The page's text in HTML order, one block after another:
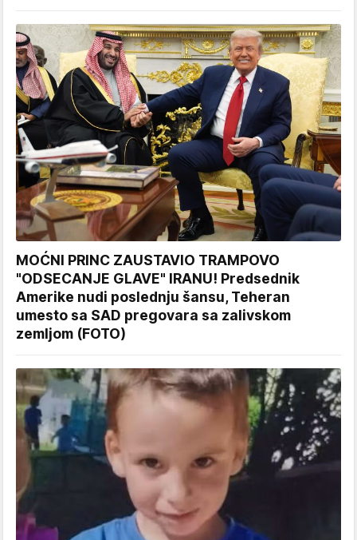
MOĆNI PRINC ZAUSTAVIO TRAMPOVO
"ODSECANJE GLAVE" IRANU! Predsednik
Amerike nudi poslednju šansu, Teheran
umesto sa SAD pregovara sa zalivskom
zemljom (FOTO)